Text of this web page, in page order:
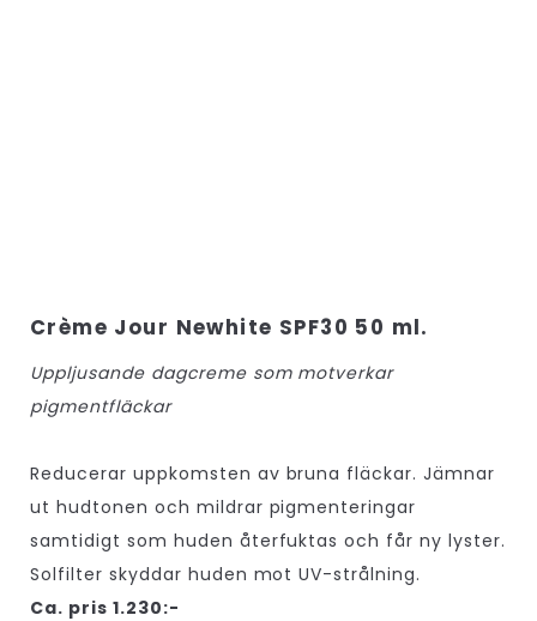
Crème Jour Newhite SPF30 50 ml.
Uppljusande dagcreme som motverkar
pigmentfläckar
Reducerar uppkomsten av bruna fläckar. Jämnar
ut hudtonen och mildrar pigmenteringar
samtidigt som huden återfuktas och får ny lyster.
Solfilter skyddar huden mot UV-strålning.
Ca. pris 1.230:-